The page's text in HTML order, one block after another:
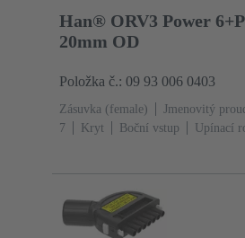
Han® ORV3 Power
20mm OD
Položka č.: 09 93 006 0403
Zásuvka (female) Jmenovitý
7
Kryt Boční vstup
Upínací